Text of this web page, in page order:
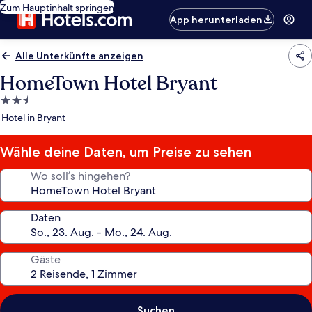
Zum Hauptinhalt springen
App herunterladen
Alle Unterkünfte anzeigen
HomeTown Hotel Bryant
2.5-
Sterne-
Hotel in Bryant
Wähle deine Daten, um Preise zu sehen
Wo soll’s hingehen?
Daten
Gäste